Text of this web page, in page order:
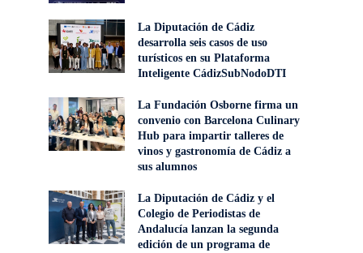
La Diputación de Cádiz
desarrolla seis casos de uso
turísticos en su Plataforma
Inteligente CádizSubNodoDTI
La Fundación Osborne firma un
convenio con Barcelona Culinary
Hub para impartir talleres de
vinos y gastronomía de Cádiz a
sus alumnos
La Diputación de Cádiz y el
Colegio de Periodistas de
Andalucía lanzan la segunda
edición de un programa de